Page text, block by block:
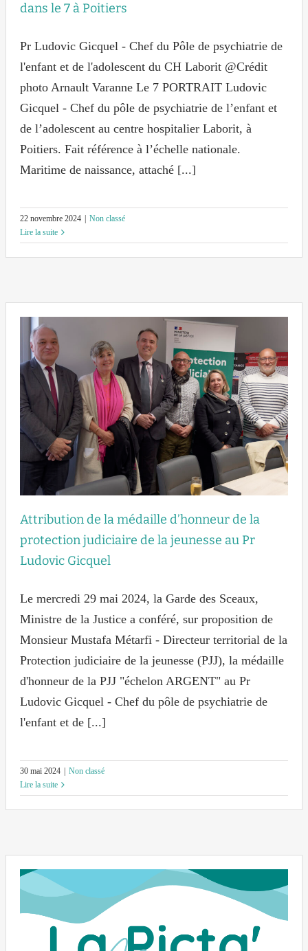
dans le 7 à Poitiers
Pr Ludovic Gicquel - Chef du Pôle de psychiatrie de
l'enfant et de l'adolescent du CH Laborit @Crédit
photo Arnault Varanne Le 7 PORTRAIT Ludovic
Gicquel - Chef du pôle de psychiatrie de l’enfant et
de l’adolescent au centre hospitalier Laborit, à
Poitiers. Fait référence à l’échelle nationale.
Maritime de naissance, attaché [...]
22 novembre 2024
Non classé
Lire la suite
Attribution de la médaille d’honneur de la
protection judiciaire de la jeunesse au Pr
Ludovic Gicquel
Le mercredi 29 mai 2024, la Garde des Sceaux,
Ministre de la Justice a conféré, sur proposition de
Monsieur Mustafa Métarfi - Directeur territorial de la
Protection judiciaire de la jeunesse (PJJ), la médaille
d'honneur de la PJJ "échelon ARGENT" au Pr
Ludovic Gicquel - Chef du pôle de psychiatrie de
l'enfant et de [...]
30 mai 2024
Non classé
Lire la suite